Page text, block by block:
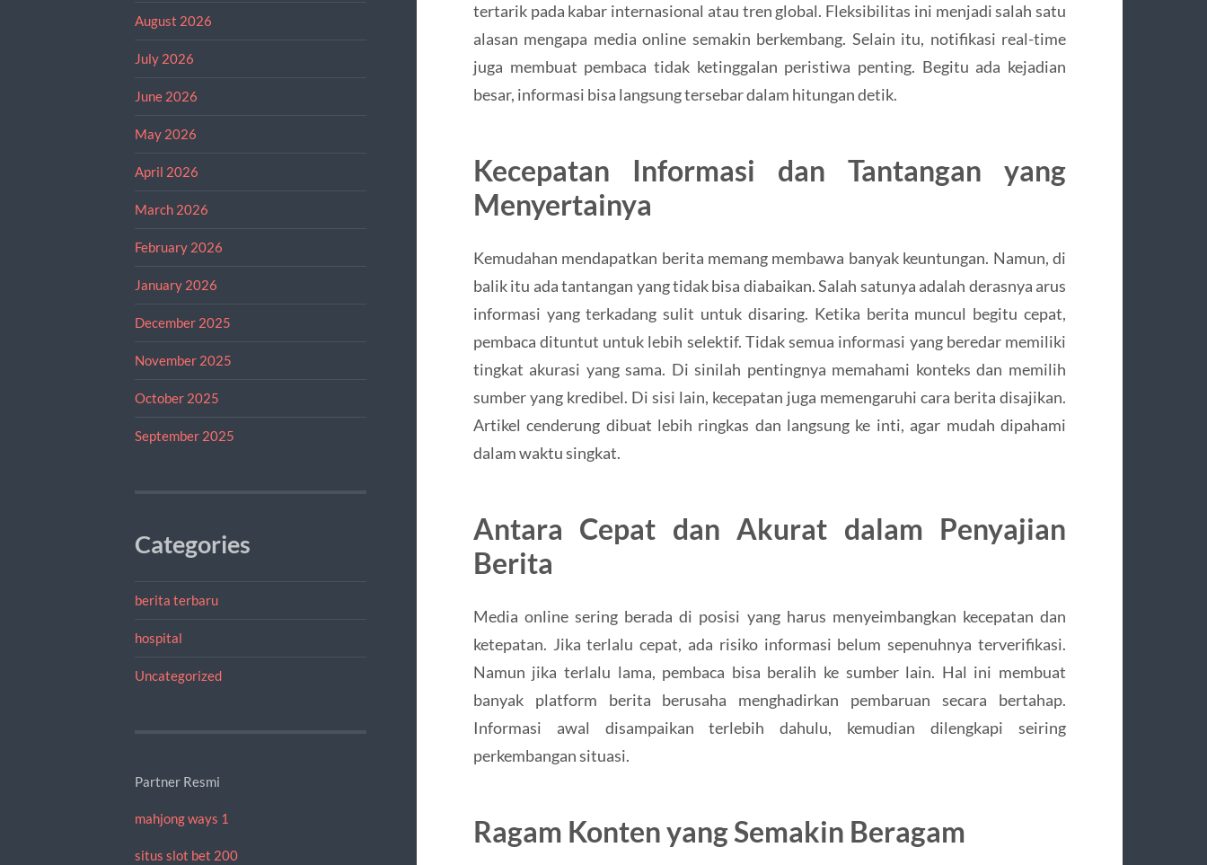
August 2026
July 2026
June 2026
May 2026
April 2026
March 2026
February 2026
January 2026
December 2025
November 2025
October 2025
September 2025
Categories
berita terbaru
hospital
Uncategorized
Partner Resmi
mahjong ways 1
situs slot bet 200
tertarik pada kabar internasional atau tren global. Fleksibilitas ini menjadi salah satu
alasan mengapa media online semakin berkembang. Selain itu, notifikasi real-time
juga membuat pembaca tidak ketinggalan peristiwa penting. Begitu ada kejadian
besar, informasi bisa langsung tersebar dalam hitungan detik.
Kecepatan Informasi dan Tantangan yang
Menyertainya
Kemudahan mendapatkan berita memang membawa banyak keuntungan. Namun, di
balik itu ada tantangan yang tidak bisa diabaikan. Salah satunya adalah derasnya arus
informasi yang terkadang sulit untuk disaring. Ketika berita muncul begitu cepat,
pembaca dituntut untuk lebih selektif. Tidak semua informasi yang beredar memiliki
tingkat akurasi yang sama. Di sinilah pentingnya memahami konteks dan memilih
sumber yang kredibel. Di sisi lain, kecepatan juga memengaruhi cara berita disajikan.
Artikel cenderung dibuat lebih ringkas dan langsung ke inti, agar mudah dipahami
dalam waktu singkat.
Antara Cepat dan Akurat dalam Penyajian
Berita
Media online sering berada di posisi yang harus menyeimbangkan kecepatan dan
ketepatan. Jika terlalu cepat, ada risiko informasi belum sepenuhnya terverifikasi.
Namun jika terlalu lama, pembaca bisa beralih ke sumber lain. Hal ini membuat
banyak platform berita berusaha menghadirkan pembaruan secara bertahap.
Informasi awal disampaikan terlebih dahulu, kemudian dilengkapi seiring
perkembangan situasi.
Ragam Konten yang Semakin Beragam